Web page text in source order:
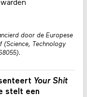
Your Shit
stelt een
door de Europese
(Science, Technology